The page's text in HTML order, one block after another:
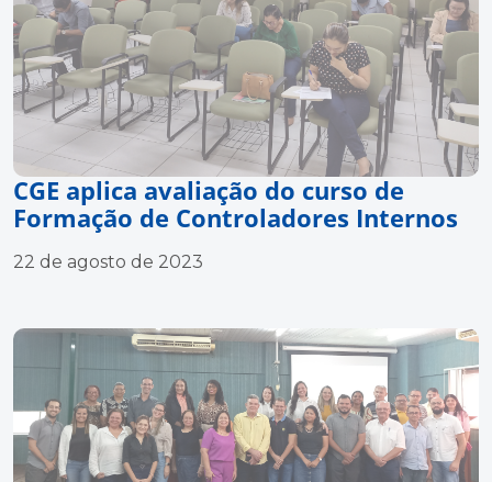
CGE aplica avaliação do curso de
Formação de Controladores Internos
22 de agosto de 2023